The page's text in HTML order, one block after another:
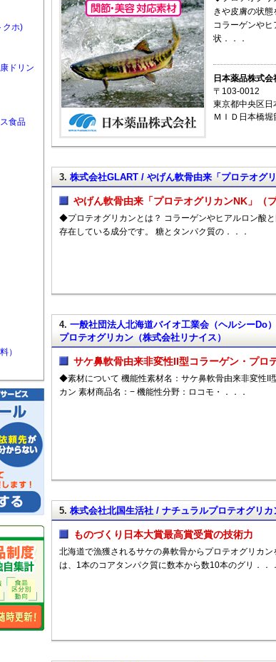
きや皮膚の状
コラーゲンや
状．．．
日本薬品株式会
〒103-0012
東京都中央区
ＭＩＤ日本橋
3. 株式会社GLART / やげん軟骨由来「プロテオグリ
やげん軟骨由来「プロテオグリカンNK」（
◆プロテオグリカンとは？ コラーゲンやヒアルロン酸
存在している成分です。 糖とタンパク質の．．．
4. 一般社団法人北海道バイオ工業会（ヘルシーDo
プロテオグリカン（株式会社リナイス）
サケ鼻軟骨由来非変性II型コラーゲン・プロ
◆素材について 機能性素材名：サケ鼻軟骨由来非変性II
カン 素材商品名：− 機能性分野：ロコモ・．．．
5. 株式会社北国生活社 / ナチュラルプロテオグリカ
ものづくり日本大賞最高賞受賞の技術力
北海道で漁獲されるサケの鼻軟骨からプロテオグリカ
は、1本のコアタンパク質に数本から数10本のグリ．．．
クホ)
ドリン
食品
）